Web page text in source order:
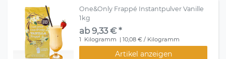
One&Only Frappé Instantpulver Vanille
1kg
ab 9,33 € *
1 Kilogramm | 10,08 € / Kilogramm
Artikel anzeigen